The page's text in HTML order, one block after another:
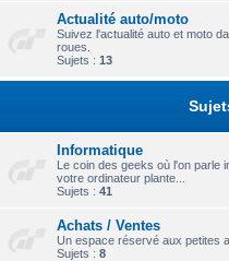
Actualité auto/moto
Suivez l'actualité auto et moto
roues.
Sujets : 13
Informatique
Le coin des geeks où l'on parle
votre ordinateur plante...
Sujets : 41
Achats / Ventes
Un espace réservé aux petites
Sujets : 8